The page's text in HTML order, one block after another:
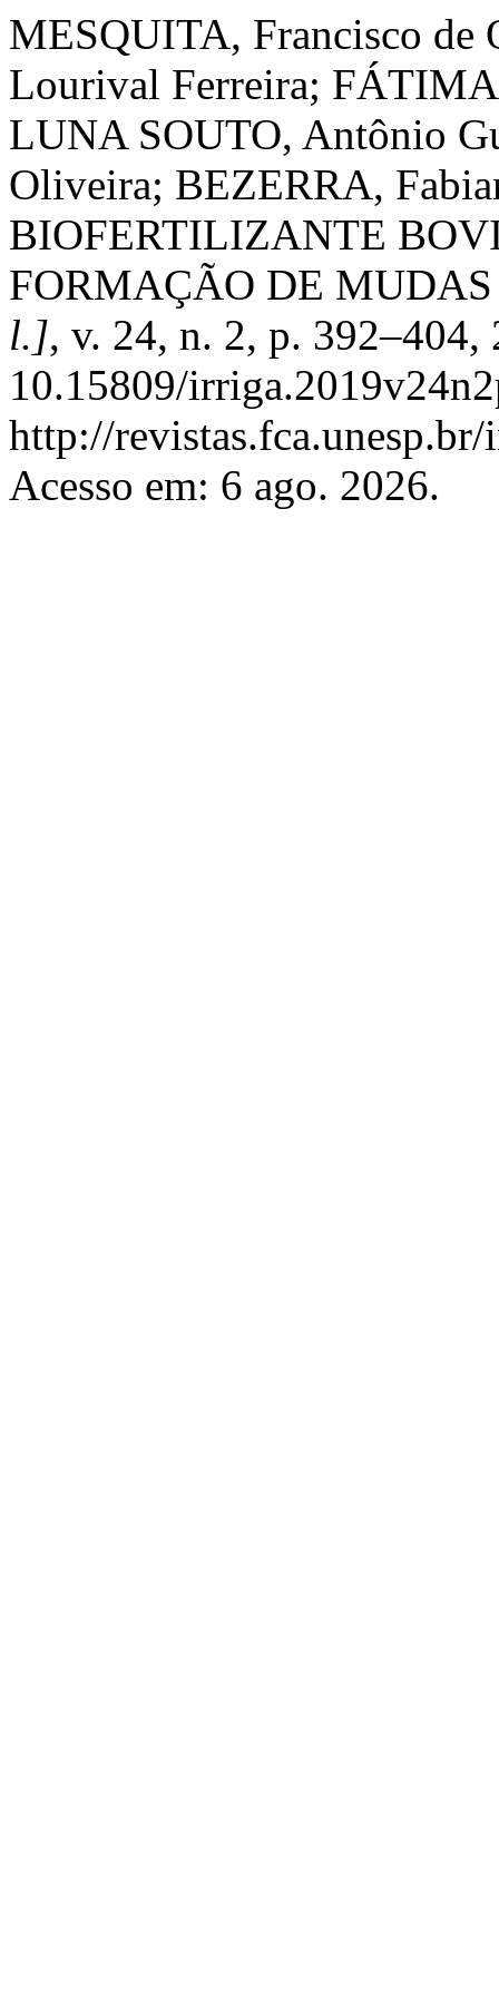
MESQUITA, Francisco
Lourival Ferreira;
LUNA SOUTO, Antônio
Oliveira; BEZERRA,
BIOFERTILIZANTE
FORMAÇÃO DE
l.], v. 24, n. 2, p.
10.15809/
http://
Acesso em: 6 ago. 2026.